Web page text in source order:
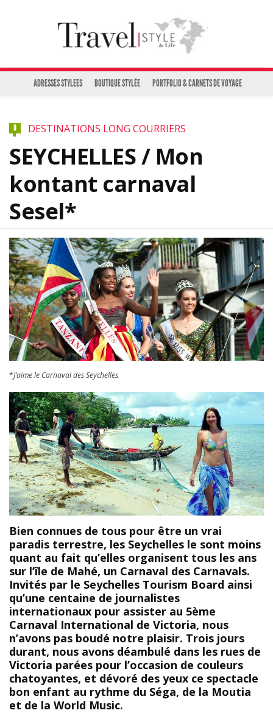
ADRESSES STYLEES BOUTIQUE STYLÉE PORTFOLIO & CARNETS DE VOYAGE
0 DESTINATIONS LONG COURRIERS
SEYCHELLES / Mon
kontant carnaval
Sesel*
*J’aime le Carnaval des Seychelles
Bien connues de tous pour être un vrai
paradis terrestre, les Seychelles le sont moins
quant au fait qu’elles organisent tous les ans
sur l’île de Mahé, un Carnaval des Carnavals.
Invités par le Seychelles Tourism Board ainsi
qu’une centaine de journalistes
internationaux pour assister au 5ème
Carnaval International de Victoria, nous
n’avons pas boudé notre plaisir. Trois jours
durant, nous avons déambulé dans les rues de
Victoria parées pour l’occasion de couleurs
chatoyantes, et dévoré des yeux ce spectacle
bon enfant au rythme du Séga, de la Moutia
et de la World Music.